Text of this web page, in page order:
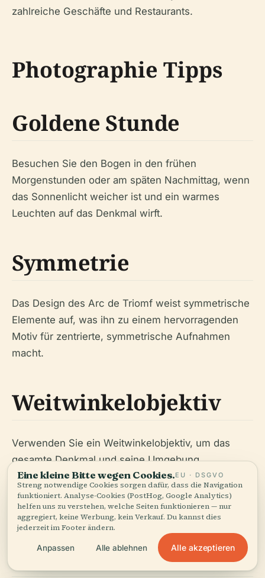
zahlreiche Geschäfte und Restaurants.
Photographie Tipps
Goldene Stunde
Besuchen Sie den Bogen in den frühen
Morgenstunden oder am späten Nachmittag, wenn
das Sonnenlicht weicher ist und ein warmes
Leuchten auf das Denkmal wirft.
Symmetrie
Das Design des Arc de Triomf weist symmetrische
Elemente auf, was ihn zu einem hervorragenden
Motiv für zentrierte, symmetrische Aufnahmen
macht.
Weitwinkelobjektiv
Verwenden Sie ein Weitwinkelobjektiv, um das
gesamte Denkmal und seine Umgebung
einzufangen, insbesondere wenn Sie die mit
Palmen gesäumte Passeig de Lluís Companys in
Ihr Bild integrieren möchten.
Details
Eine kleine Bitte wegen Cookies.EU · DSGVO
Streng notwendige Cookies sorgen dafür, dass die Navigation
funktioniert. Analyse-Cookies (PostHog, Google Analytics)
helfen uns zu verstehen, welche Seiten funktionieren — nur
aggregiert, keine Werbung, kein Verkauf. Du kannst dies
jederzeit im Footer ändern.
Anpassen Alle ablehnen Alle akzeptieren